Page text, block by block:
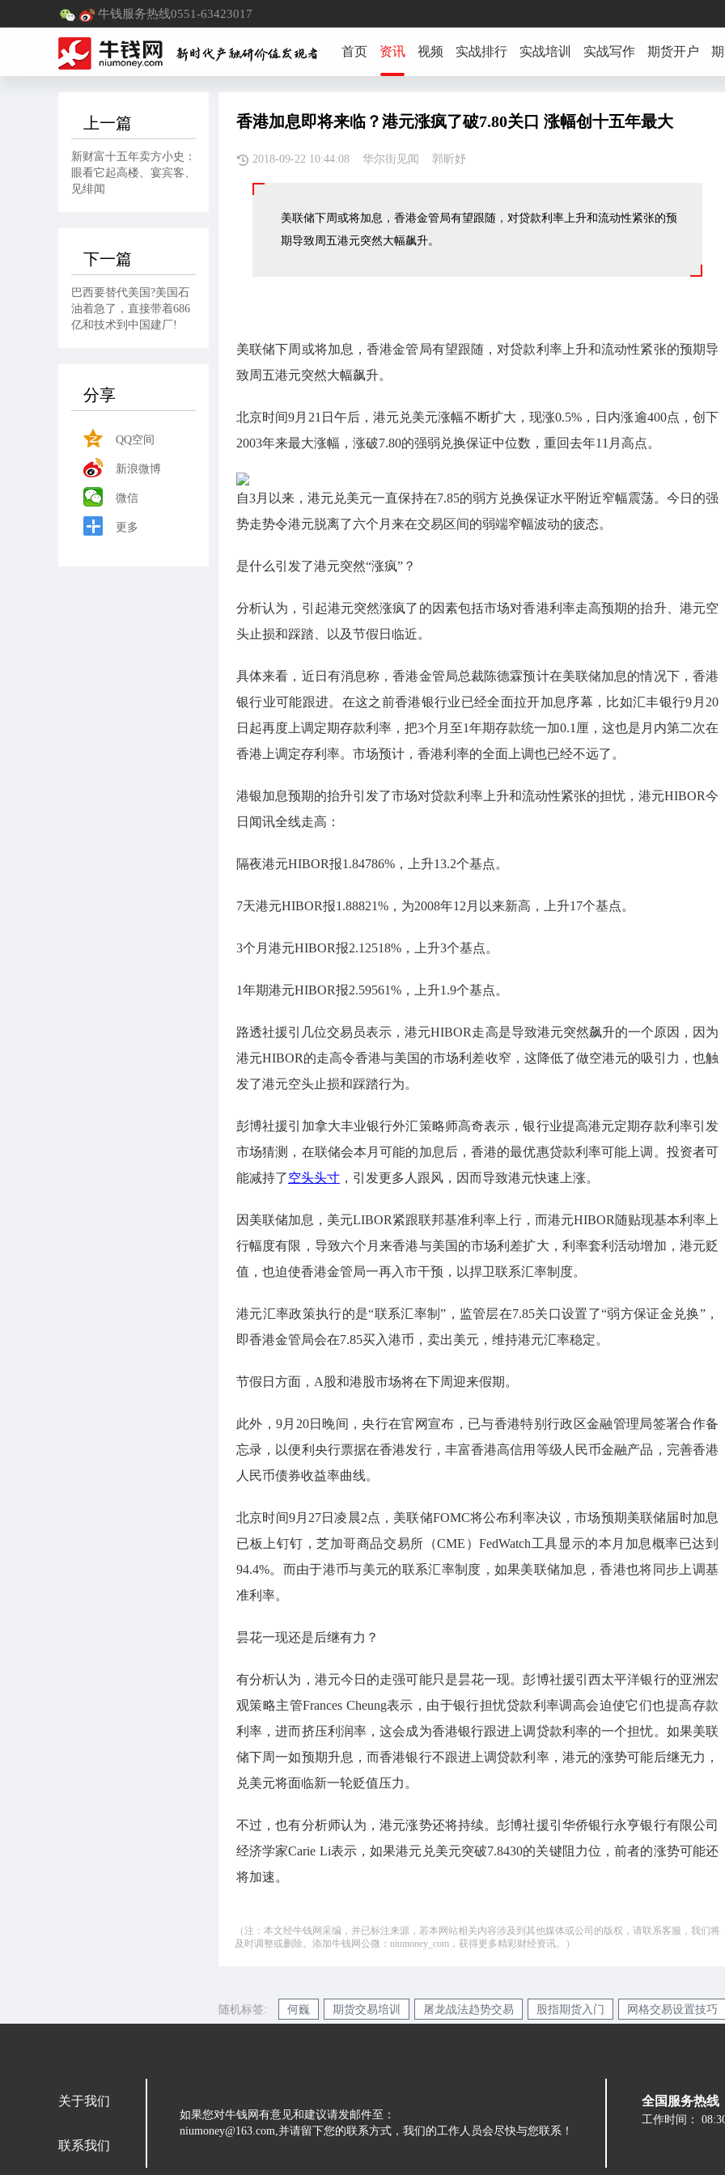
牛钱服务热线0551-63423017
首页 资讯 视频 实战排行 实战培训 实战写作 期货开户
上一篇
新财富十五年卖方小史：
眼看它起高楼、宴宾客、
见绯闻
下一篇
巴西要替代美国?美国石
油着急了，直接带着686
亿和技术到中国建厂!
分享
QQ空间
新浪微博
微信
更多
香港加息即将来临？港元涨疯了破7.80关口 涨幅创十五年最大
2018-09-22 10:44:08 华尔街见闻 郭昕妤
美联储下周或将加息，香港金管局有望跟随，对贷款利率上升和流动性紧张的预
期导致周五港元突然大幅飙升。
美联储下周或将加息，香港金管局有望跟随，对贷款利率上升和流动性紧张的预期导
致周五港元突然大幅飙升。
北京时间9月21日午后，港元兑美元涨幅不断扩大，现涨0.5%，日内涨逾400点，创下
2003年来最大涨幅，涨破7.80的强弱兑换保证中位数，重回去年11月高点。
自3月以来，港元兑美元一直保持在7.85的弱方兑换保证水平附近窄幅震荡。今日的强
势走势令港元脱离了六个月来在交易区间的弱端窄幅波动的疲态。
是什么引发了港元突然“涨疯”？
分析认为，引起港元突然涨疯了的因素包括市场对香港利率走高预期的抬升、港元空
头止损和踩踏、以及节假日临近。
具体来看，近日有消息称，香港金管局总裁陈德霖预计在美联储加息的情况下，香港
银行业可能跟进。在这之前香港银行业已经全面拉开加息序幕，比如汇丰银行9月20
日起再度上调定期存款利率，把3个月至1年期存款统一加0.1厘，这也是月内第二次在
香港上调定存利率。市场预计，香港利率的全面上调也已经不远了。
港银加息预期的抬升引发了市场对贷款利率上升和流动性紧张的担忧，港元HIBOR今
日闻讯全线走高：
隔夜港元HIBOR报1.84786%，上升13.2个基点。
7天港元HIBOR报1.88821%，为2008年12月以来新高，上升17个基点。
3个月港元HIBOR报2.12518%，上升3个基点。
1年期港元HIBOR报2.59561%，上升1.9个基点。
路透社援引几位交易员表示，港元HIBOR走高是导致港元突然飙升的一个原因，因为
港元HIBOR的走高令香港与美国的市场利差收窄，这降低了做空港元的吸引力，也触
发了港元空头止损和踩踏行为。
彭博社援引加拿大丰业银行外汇策略师高奇表示，银行业提高港元定期存款利率引发
市场猜测，在联储会本月可能的加息后，香港的最优惠贷款利率可能上调。投资者可
能减持了空头头寸 ，引发更多人跟风，因而导致港元快速上涨。
因美联储加息，美元LIBOR紧跟联邦基准利率上行，而港元HIBOR随贴现基本利率上
行幅度有限，导致六个月来香港与美国的市场利差扩大，利率套利活动增加，港元贬
值，也迫使香港金管局一再入市干预，以捍卫联系汇率制度。
港元汇率政策执行的是“联系汇率制”，监管层在7.85关口设置了“弱方保证金兑换”，
即香港金管局会在7.85买入港币，卖出美元，维持港元汇率稳定。
节假日方面，A股和港股市场将在下周迎来假期。
此外，9月20日晚间，央行在官网宣布，已与香港特别行政区金融管理局签署合作备
忘录，以便利央行票据在香港发行，丰富香港高信用等级人民币金融产品，完善香港
人民币债券收益率曲线。
北京时间9月27日凌晨2点，美联储FOMC将公布利率决议，市场预期美联储届时加息
已板上钉钉，芝加哥商品交易所（CME）FedWatch工具显示的本月加息概率已达到
94.4%。而由于港币与美元的联系汇率制度，如果美联储加息，香港也将同步上调基
准利率。
昙花一现还是后继有力？
有分析认为，港元今日的走强可能只是昙花一现。彭博社援引西太平洋银行的亚洲宏
观策略主管Frances Cheung表示，由于银行担忧贷款利率调高会迫使它们也提高存款
利率，进而挤压利润率，这会成为香港银行跟进上调贷款利率的一个担忧。如果美联
储下周一如预期升息，而香港银行不跟进上调贷款利率，港元的涨势可能后继无力，
兑美元将面临新一轮贬值压力。
不过，也有分析师认为，港元涨势还将持续。彭博社援引华侨银行永亨银行有限公司
经济学家Carie Li表示，如果港元兑美元突破7.8430的关键阻力位，前者的涨势可能还
将加速。
（注：本文经牛钱网采编，并已标注来源，若本网站相关内容涉及到其他媒体或公司的版权，请联系客服，我们将
及时调整或删除。添加牛钱网公微：niumoney_com，获得更多精彩财经资讯。）
随机标签: 何巍 期货交易培训 屠龙战法趋势交易 股指期货入门 网格交易设置技巧
关于我们
联系我们
如果您对牛钱网有意见和建议请发邮件至：
niumoney@163.com,并请留下您的联系方式，我们的工作人员会尽快与您联系！
全国服务热线
工作时间：